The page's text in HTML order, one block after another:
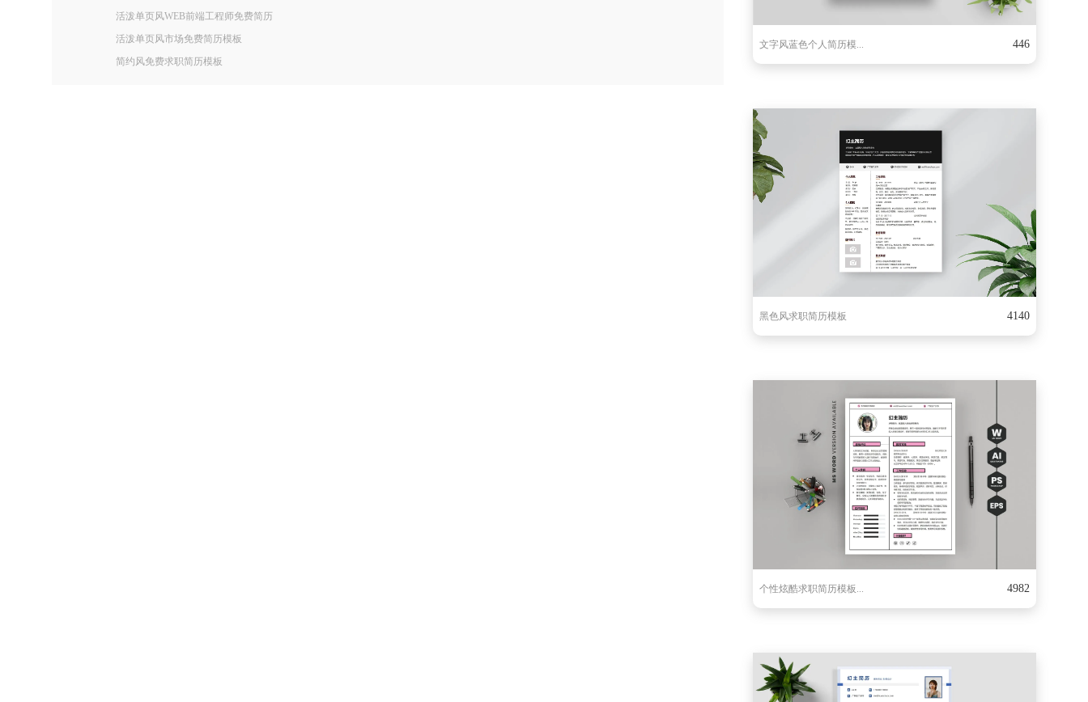
活泼单页风WEB前端工程师免费简历
活泼单页风市场免费简历模板
简约风免费求职简历模板
文字风蓝色个人简历模... 446
黑色风求职简历模板 4140
个性炫酷求职简历模板... 4982